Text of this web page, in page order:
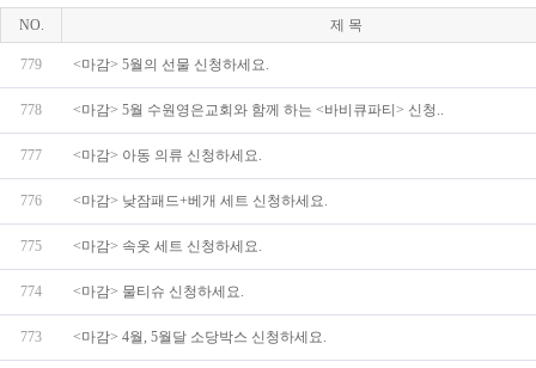
NO. 제 목
779 <마감> 5월의 선물 신청하세요.
778 <마감> 5월 수원영은교회와 함께 하는 <바비큐파티> 신청..
777 <마감> 아동 의류 신청하세요.
776 <마감> 낮잠패드+베개 세트 신청하세요.
775 <마감> 속옷 세트 신청하세요.
774 <마감> 물티슈 신청하세요.
773 <마감> 4월, 5월달 소당박스 신청하세요.